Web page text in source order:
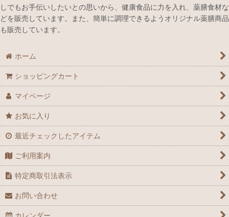
しでもお手伝いしたいとの思いから、健康食品に力を入れ、薬膳食材な
どを販売しています。また、簡単に調理できるようオリジナル薬膳商品
も販売しています。
ホーム
ショッピングカート
マイページ
お気に入り
最近チェックしたアイテム
ご利用案内
特定商取引法表示
お問い合わせ
カレンダー